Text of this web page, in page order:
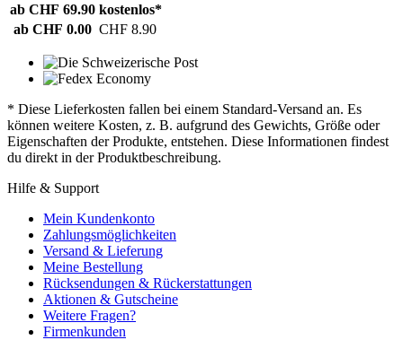
ab CHF 69.90 kostenlos*
ab CHF 0.00 CHF 8.90
* Diese Lieferkosten fallen bei einem Standard-Versand an. Es
können weitere Kosten, z. B. aufgrund des Gewichts, Größe oder
Eigenschaften der Produkte, entstehen. Diese Informationen findest
du direkt in der Produktbeschreibung.
Hilfe & Support
Mein Kundenkonto
Zahlungsmöglichkeiten
Versand & Lieferung
Meine Bestellung
Rücksendungen & Rückerstattungen
Aktionen & Gutscheine
Weitere Fragen?
Firmenkunden